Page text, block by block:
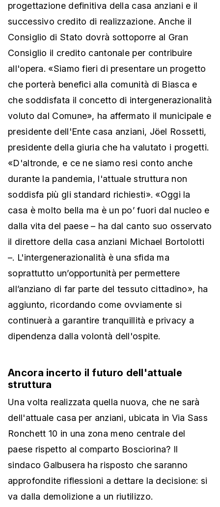
progettazione definitiva della casa anziani e il
successivo credito di realizzazione. Anche il
Consiglio di Stato dovrà sottoporre al Gran
Consiglio il credito cantonale per contribuire
all'opera. «Siamo fieri di presentare un progetto
che porterà benefici alla comunità di Biasca e
che soddisfata il concetto di intergenerazionalità
voluto dal Comune», ha affermato il municipale e
presidente dell'Ente casa anziani, Jöel Rossetti,
presidente della giuria che ha valutato i progetti.
«D'altronde, e ce ne siamo resi conto anche
durante la pandemia, l'attuale struttura non
soddisfa più gli standard richiesti». «Oggi la
casa è molto bella ma è un po’ fuori dal nucleo e
dalla vita del paese – ha dal canto suo osservato
il direttore della casa anziani Michael Bortolotti
–. L'intergenerazionalità è una sfida ma
soprattutto un’opportunità per permettere
all’anziano di far parte del tessuto cittadino», ha
aggiunto, ricordando come ovviamente si
continuerà a garantire tranquillità e privacy a
dipendenza dalla volontà dell'ospite.
Ancora incerto il futuro dell'attuale
struttura
Una volta realizzata quella nuova, che ne sarà
dell'attuale casa per anziani, ubicata in Via Sass
Ronchett 10 in una zona meno centrale del
paese rispetto al comparto Bosciorina? Il
sindaco Galbusera ha risposto che saranno
approfondite riflessioni a dettare la decisione: si
va dalla demolizione a un riutilizzo.